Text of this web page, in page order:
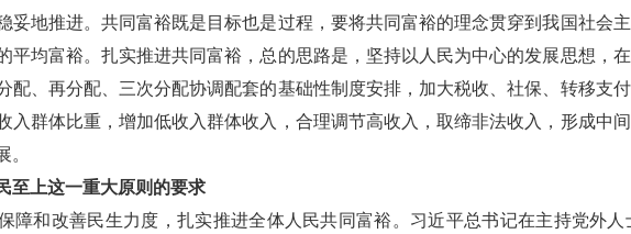
地推进。共同富裕既是目标也是过程，要将共同富裕的理念贯穿到我国社会
平均富裕。扎实推进共同富裕，总的思路是，坚持以人民为中心的发展思想，
配、再分配、三次分配协调配套的基础性制度安排，加大税收、社保、转移支
入群体比重，增加低收入群体收入，合理调节高收入，取缔非法收入，形成中
。
至上这一重大原则的要求
和改善民生力度，扎实推进全体人民共同富裕。习近平总书记在主持党外人